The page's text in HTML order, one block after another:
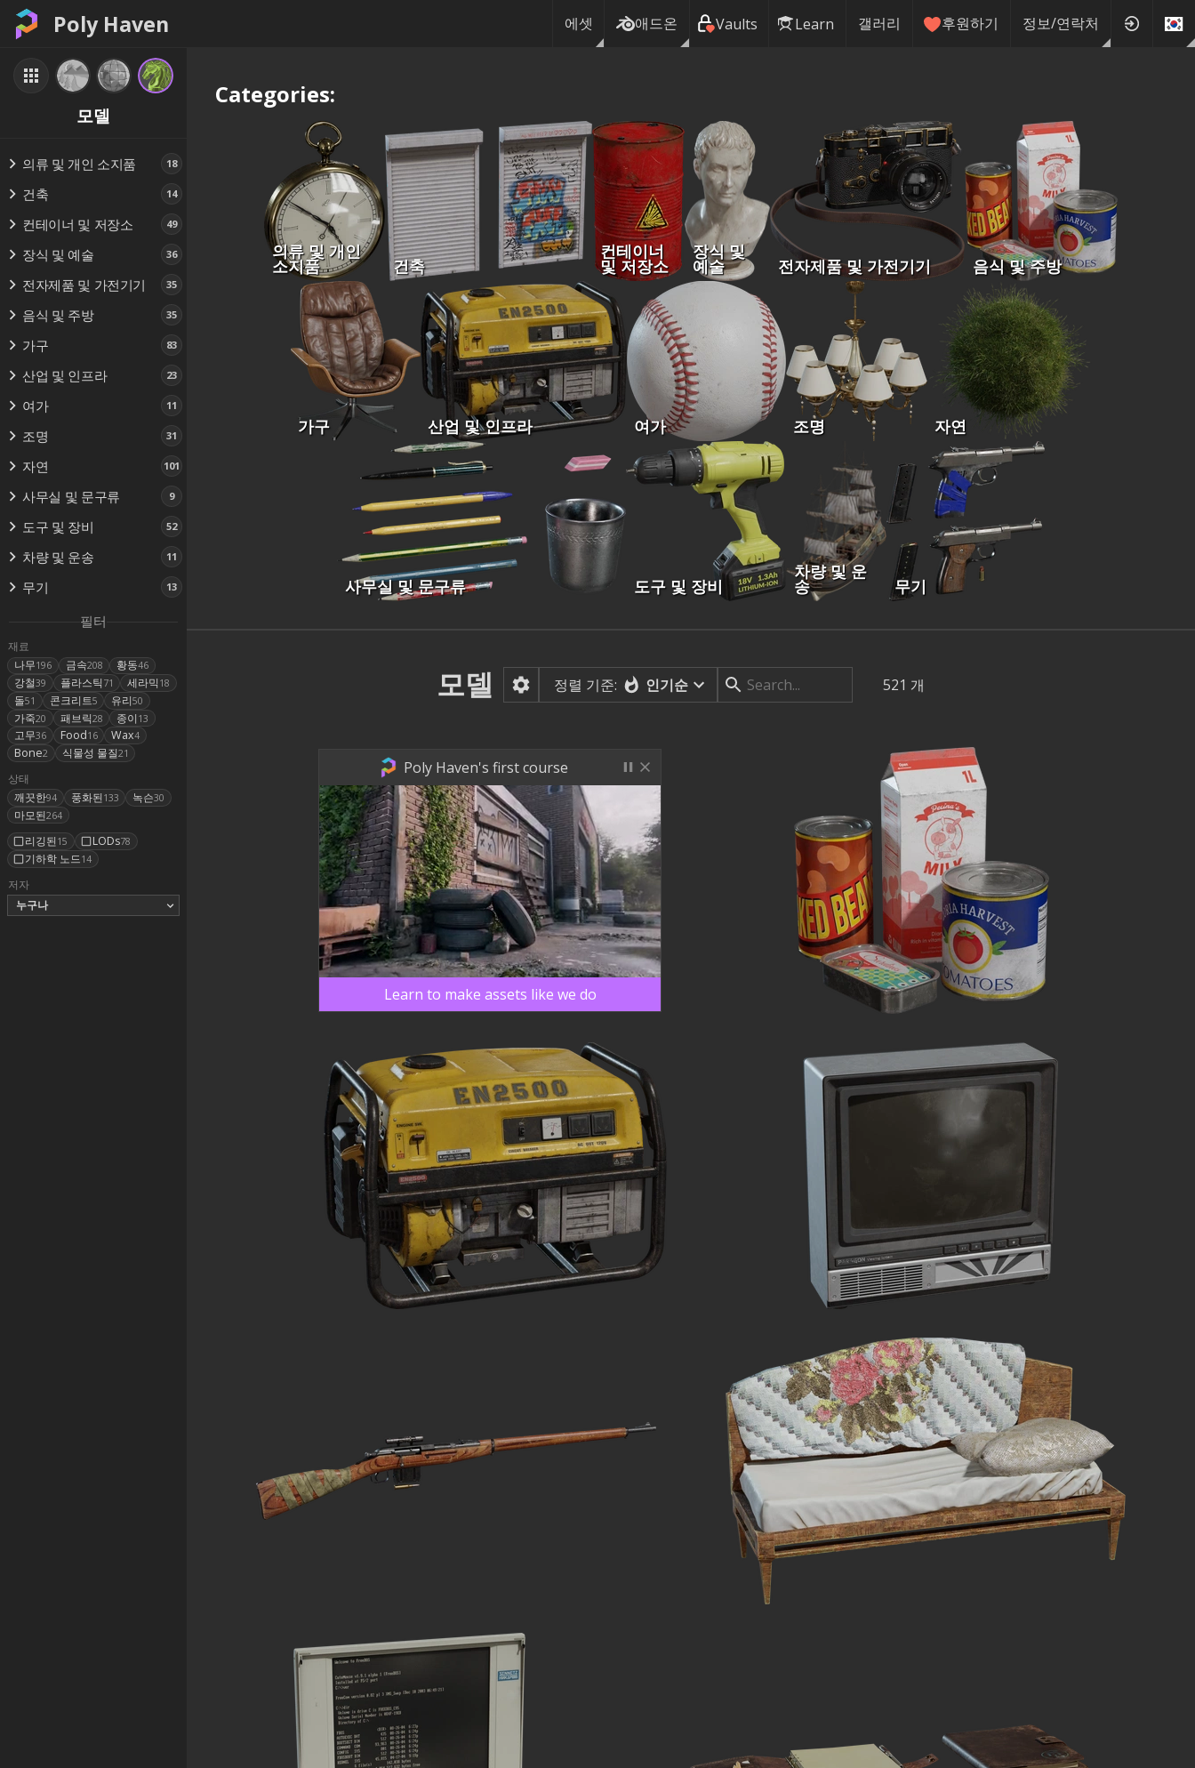
Poly Haven 에셋 애드온 Vaults Learn 갤러리 후원하기 정보/연락처
모델
의류 및 개인 소지품 18
건축 14
컨테이너 및 저장소 49
장식 및 예술 36
전자제품 및 가전기기 35
음식 및 주방 35
가구 83
산업 및 인프라 23
여가 11
조명 31
자연 101
사무실 및 문구류 9
도구 및 장비 52
차량 및 운송 11
무기 13
필터
재료
나무196 금속208 황동46
강철39 플라스틱 71 세라믹 18
돌51 콘크리트5 유리50
가죽20 패브릭28 종이 13
고무36 Food16 Wax4
Bone2 식물성 물질21
상태
깨끗한94 풍화된 133 녹슨30
마모된264
리깅된 15 LODs78
기하학 노드14
저자
누구나
Categories:
의류 및 개인
소지품 건축
컨테이너
및 저장소
장식 및
예술 전자제품 및 가전기기 음식 및 주방
가구 산업 및 인프라 여가 조명 자연
사무실 및 문구류 도구 및 장비
차량 및 운
송 무기
모델 정렬 기준: 인기순 521 개
Poly Haven's first course
Learn to make assets like we do